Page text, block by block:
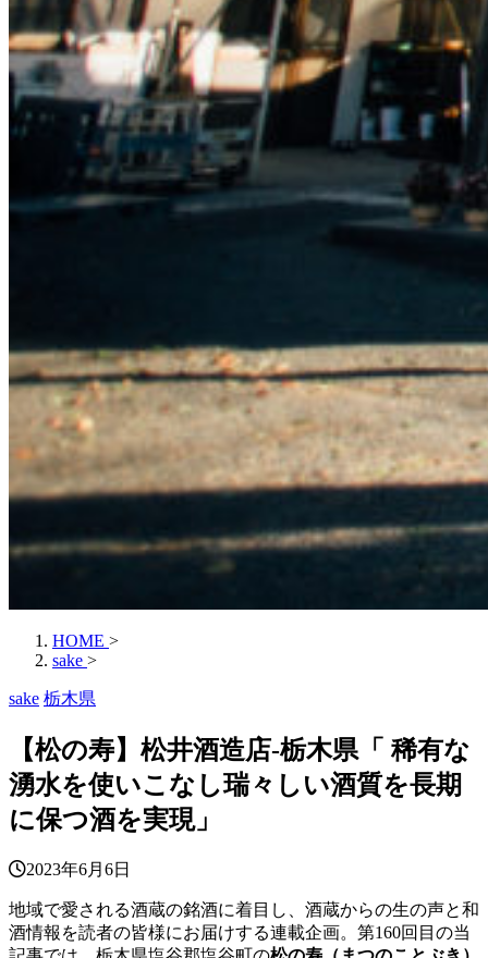
HOME >
sake >
sake 栃木県
【松の寿】松井酒造店‐栃木県「 稀有な
湧水を使いこなし瑞々しい酒質を長期
に保つ酒を実現」
2023年6月6日
地域で愛される酒蔵の銘酒に着目し、酒蔵からの生の声と和
酒情報を読者の皆様にお届けする連載企画。第160回目の当